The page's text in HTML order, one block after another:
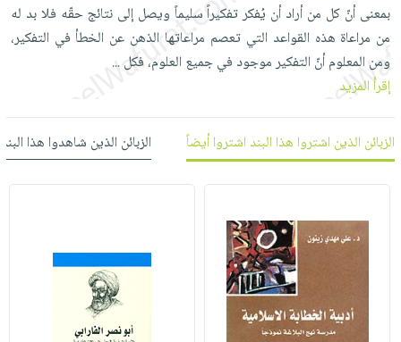
العناية
بالأسنان
الحمية
والتغذية
أدوات
المائدة
الأوعية
والتخزين
المطبخ
الأكثر
مبيعاً
العودة
للمدارس
اكسسوارات
كتب
اكسسوارات
منزلية
اكسسوارات
ملابس
حقائب
حلي
شحن
مجاني
بنود
مختارة
كل
الاشتراكات
صندوق
القراءة
iKitab
بحث
وفرات
عن
حسابك
بمعنى أنّ كل من أراد أن يُفكر تفكيراً سليماً ويصل إلى نتائج حقّه فلا بد له
من مراعاة هذه القواعد التي تعصم مراعاتها الذهن عن الخطأ في التفكير،
ومن المعلوم أنّ التفكير موجود في جميع العلوم، فكل...
إقرأ المزيد
الزبائن الذين اشتروا هذا البند اشتروا أيضاً الزبائن الذين شاهدوا هذا